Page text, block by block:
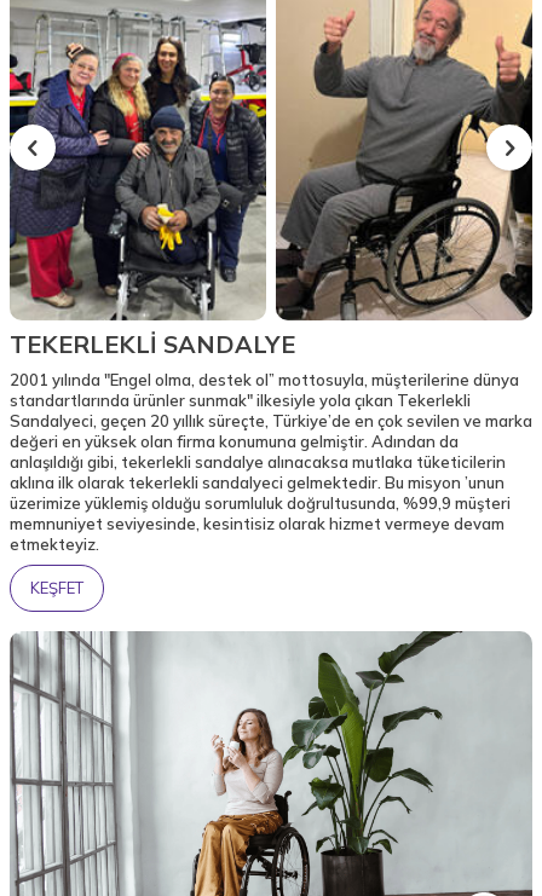
TEKERLEKLİ SANDALYE
2001 yılında "Engel olma, destek ol” mottosuyla, müşterilerine dünya
standartlarında ürünler sunmak" ilkesiyle yola çıkan Tekerlekli
Sandalyeci, geçen 20 yıllık süreçte, Türkiye’de en çok sevilen ve marka
değeri en yüksek olan firma konumuna gelmiştir. Adından da
anlaşıldığı gibi, tekerlekli sandalye alınacaksa mutlaka tüketicilerin
aklına ilk olarak tekerlekli sandalyeci gelmektedir. Bu misyon ’unun
üzerimize yüklemiş olduğu sorumluluk doğrultusunda, %99,9 müşteri
memnuniyet seviyesinde, kesintisiz olarak hizmet vermeye devam
etmekteyiz.
KEŞFET